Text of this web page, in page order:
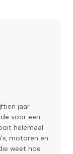
jaar
voor een
helemaal
motoren en
weet hoe